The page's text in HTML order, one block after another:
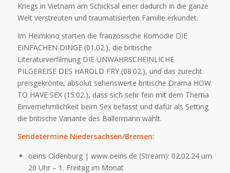
Kriegs in Vietnam am Schicksal einer dadurch in die ganze
Welt verstreuten und traumatisierten Familie erkundet.
Im Heimkino starten die französische Komödie DIE
EINFACHEN DINGE (01.02.), die britische
Literaturverfilmung DIE UNWAHRSCHEINLICHE
PILGEREISE DES HAROLD FRY (08.02.), und das zurecht
preisgekrönte, absolut sehenswerte britische Drama HOW
TO HAVE SEX (15.02.), dass sich sehr fein mit dem Thema
Einvernehmlichkeit beim Sex befasst und dafür als Setting
die britische Variante des Ballermann wählt.
Sendetermine Niedersachsen/Bremen:
oeins Oldenburg | www.oeins.de (Stream): 02.02.24 um
20 Uhr – 1. Freitag im Monat